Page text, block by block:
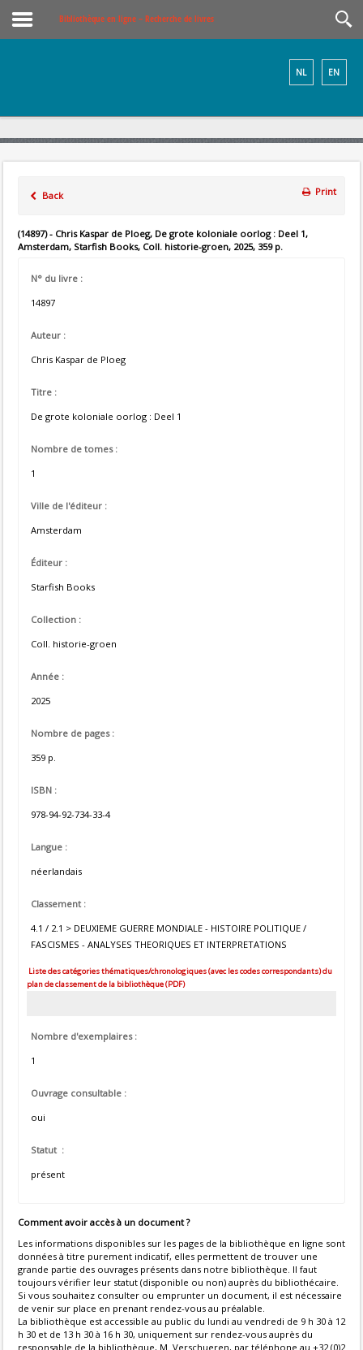
Bibliothèque en ligne – Recherche de livres
EN
NL
Back Print
(14897) - Chris Kaspar de Ploeg, De grote koloniale oorlog : Deel 1,
Amsterdam, Starfish Books, Coll. historie-groen, 2025, 359 p.
N° du livre :
14897
Auteur :
Chris Kaspar de Ploeg
Titre :
De grote koloniale oorlog : Deel 1
Nombre de tomes :
1
Ville de l'éditeur :
Amsterdam
Éditeur :
Starfish Books
Collection :
Coll. historie-groen
Année :
2025
Nombre de pages :
359 p.
ISBN :
978-94-92-734-33-4
Langue :
néerlandais
Classement :
4.1 / 2.1 > DEUXIEME GUERRE MONDIALE - HISTOIRE POLITIQUE /
FASCISMES - ANALYSES THEORIQUES ET INTERPRETATIONS
Liste des catégories thématiques/chronologiques (avec les codes correspondants) du
plan de classement de la bibliothèque (PDF)
Nombre d'exemplaires :
1
Ouvrage consultable :
oui
Statut :
présent
Comment avoir accès à un document ?
Les informations disponibles sur les pages de la bibliothèque en ligne sont
données à titre purement indicatif, elles permettent de trouver une
grande partie des ouvrages présents dans notre bibliothèque. Il faut
toujours vérifier leur statut (disponible ou non) auprès du bibliothécaire.
Si vous souhaitez consulter ou emprunter un document, il est nécessaire
de venir sur place en prenant rendez-vous au préalable.
La bibliothèque est accessible au public du lundi au vendredi de 9 h 30 à 12
h 30 et de 13 h 30 à 16 h 30, uniquement sur rendez-vous auprès du
responsable de la bibliothèque, M. Verschueren, par téléphone au +32 (0)2